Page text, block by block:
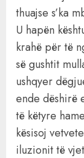
thuajse s’ka
U hapën
krahë për të
së gushtit
ushqyer
ende dëshirë
të këtyre
kësisoj
iluzionit të